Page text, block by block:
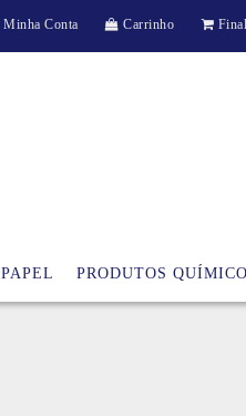
Minha Conta Carrinho
PAPEL PRODUTOS